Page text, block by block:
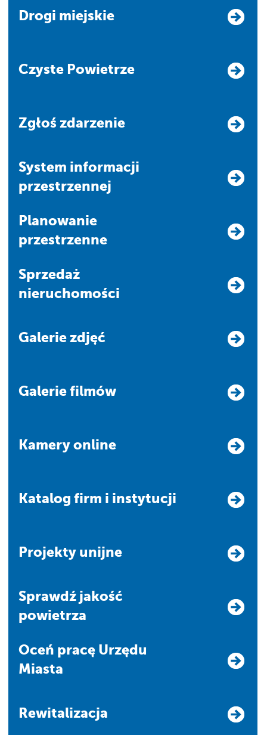
Drogi miejskie
Czyste Powietrze
Zgłoś zdarzenie
system informacji
przestrzennej
Planowanie
przestrzenne
Sprzedaż
nieruchomości
Galerie zdjęć
Galerie filmów
Kamery online
Katalog firm i instytucji
Projekty unijne
Sprawdź jakość
powietrza
Oceń pracę Urzędu
Miasta
Rewitalizacja